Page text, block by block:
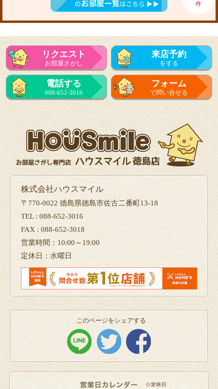
件
リクエスト
お部屋さがし
来店予約
をする
電話する
088-652-3016
フォーム
で問い合せる
株式会社ハウスマイル
〒770-0022 徳島県徳島市佐古二番町13-18
TEL : 088-652-3016
FAX : 088-652-3018
営業時間：10:00～19:00
定休日：水曜日
このページをシェアする